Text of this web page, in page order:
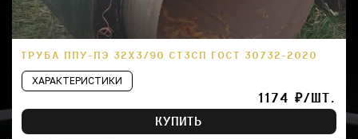
ТРУБА ППУ-ПЭ 32Х3/90 СТ3СП ГОСТ 30732-2020
ХАРАКТЕРИСТИКИ
1174 ₽/ШТ.
КУПИТЬ